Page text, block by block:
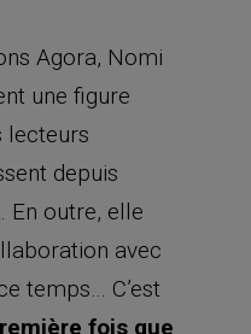
Agora, Nomi
une figure
lecteurs
depuis
En outre, elle
avec
temps… C’est
fois que